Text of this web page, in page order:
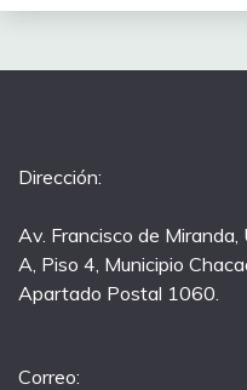
Dirección:
Av. Francisco de Miranda,
A, Piso 4, Municipio
Apartado Postal 1060.
Correo: